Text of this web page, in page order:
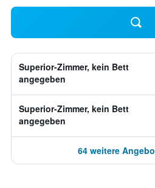
Superior-Zimmer, kein Bett
angegeben
Superior-Zimmer, kein Bett
angegeben
64 weitere